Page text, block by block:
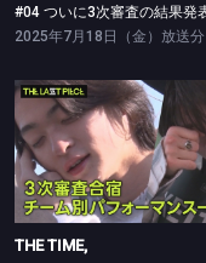
2025年7月18日（金）放送分
THE TIME,
THE TIME,